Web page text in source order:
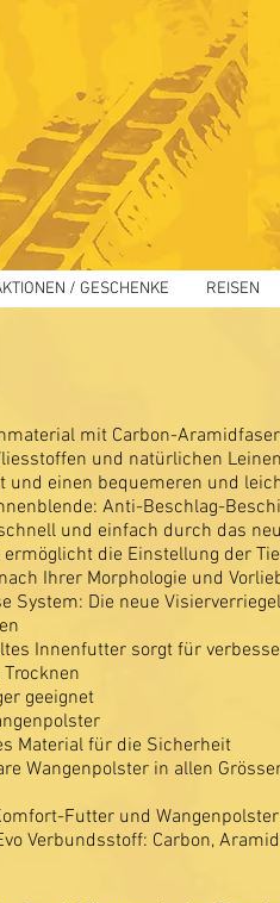
/ GESCHENKE REISEN
mit Carbon-
und natürlichen
und einen bequemeren und
Anti-Beschlag-
und einfach durch das
die Einstellung der
Ihrer Morphologie und
System: Die neue
Innenfutter sorgt für
geeignet
Material für die Sicherheit
Wangenpolster in allen
Futter und Wangenpolster
Verbundsstoff: Carbon,